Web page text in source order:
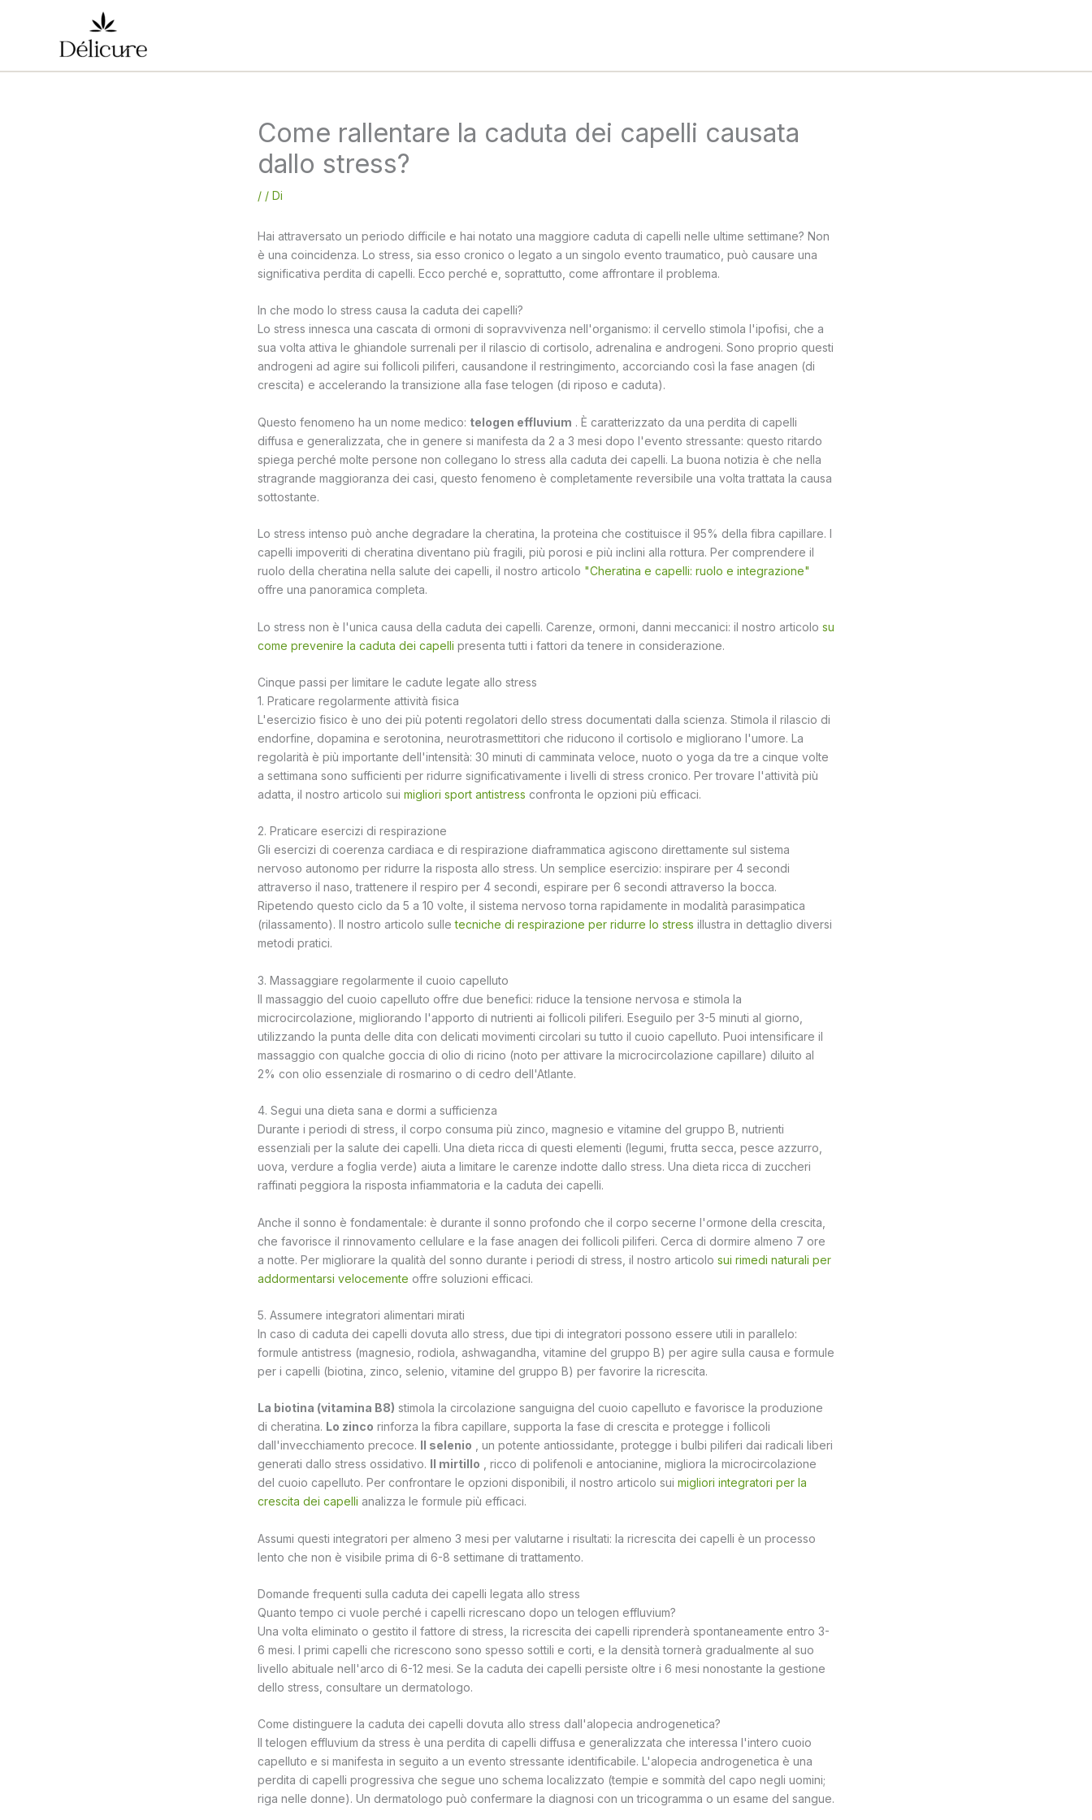
Come rallentare la caduta dei capelli causata
dallo stress?
/ / Di
Hai attraversato un periodo difficile e hai notato una maggiore caduta di capelli nelle ultime settimane? Non
è una coincidenza. Lo stress, sia esso cronico o legato a un singolo evento traumatico, può causare una
significativa perdita di capelli. Ecco perché e, soprattutto, come affrontare il problema.
In che modo lo stress causa la caduta dei capelli?
Lo stress innesca una cascata di ormoni di sopravvivenza nell'organismo: il cervello stimola l'ipofisi, che a
sua volta attiva le ghiandole surrenali per il rilascio di cortisolo, adrenalina e androgeni. Sono proprio questi
androgeni ad agire sui follicoli piliferi, causandone il restringimento, accorciando così la fase anagen (di
crescita) e accelerando la transizione alla fase telogen (di riposo e caduta).
Questo fenomeno ha un nome medico: telogen effluvium . È caratterizzato da una perdita di capelli
diffusa e generalizzata, che in genere si manifesta da 2 a 3 mesi dopo l'evento stressante: questo ritardo
spiega perché molte persone non collegano lo stress alla caduta dei capelli. La buona notizia è che nella
stragrande maggioranza dei casi, questo fenomeno è completamente reversibile una volta trattata la causa
sottostante.
Lo stress intenso può anche degradare la cheratina, la proteina che costituisce il 95% della fibra capillare. I
capelli impoveriti di cheratina diventano più fragili, più porosi e più inclini alla rottura. Per comprendere il
ruolo della cheratina nella salute dei capelli, il nostro articolo "Cheratina e capelli: ruolo e integrazione"
offre una panoramica completa.
Lo stress non è l'unica causa della caduta dei capelli. Carenze, ormoni, danni meccanici: il nostro articolo su
come prevenire la caduta dei capelli presenta tutti i fattori da tenere in considerazione.
Cinque passi per limitare le cadute legate allo stress
1. Praticare regolarmente attività fisica
L'esercizio fisico è uno dei più potenti regolatori dello stress documentati dalla scienza. Stimola il rilascio di
endorfine, dopamina e serotonina, neurotrasmettitori che riducono il cortisolo e migliorano l'umore. La
regolarità è più importante dell'intensità: 30 minuti di camminata veloce, nuoto o yoga da tre a cinque volte
a settimana sono sufficienti per ridurre significativamente i livelli di stress cronico. Per trovare l'attività più
adatta, il nostro articolo sui migliori sport antistress confronta le opzioni più efficaci.
2. Praticare esercizi di respirazione
Gli esercizi di coerenza cardiaca e di respirazione diaframmatica agiscono direttamente sul sistema
nervoso autonomo per ridurre la risposta allo stress. Un semplice esercizio: inspirare per 4 secondi
attraverso il naso, trattenere il respiro per 4 secondi, espirare per 6 secondi attraverso la bocca.
Ripetendo questo ciclo da 5 a 10 volte, il sistema nervoso torna rapidamente in modalità parasimpatica
(rilassamento). Il nostro articolo sulletecniche di respirazione per ridurre lo stress illustra in dettaglio diversi
metodi pratici.
3. Massaggiare regolarmente il cuoio capelluto
Il massaggio del cuoio capelluto offre due benefici: riduce la tensione nervosa e stimola la
microcircolazione, migliorando l'apporto di nutrienti ai follicoli piliferi. Eseguilo per 3-5 minuti al giorno,
utilizzando la punta delle dita con delicati movimenti circolari su tutto il cuoio capelluto. Puoi intensificare il
massaggio con qualche goccia di olio di ricino (noto per attivare la microcircolazione capillare) diluito al
2% con olio essenziale di rosmarino o di cedro dell'Atlante.
4. Segui una dieta sana e dormi a sufficienza
Durante i periodi di stress, il corpo consuma più zinco, magnesio e vitamine del gruppo B, nutrienti
essenziali per la salute dei capelli. Una dieta ricca di questi elementi (legumi, frutta secca, pesce azzurro,
uova, verdure a foglia verde) aiuta a limitare le carenze indotte dallo stress. Una dieta ricca di zuccheri
raffinati peggiora la risposta infiammatoria e la caduta dei capelli.
Anche il sonno è fondamentale: è durante il sonno profondo che il corpo secerne l'ormone della crescita,
che favorisce il rinnovamento cellulare e la fase anagen dei follicoli piliferi. Cerca di dormire almeno 7 ore
a notte. Per migliorare la qualità del sonno durante i periodi di stress, il nostro articolo sui rimedi naturali per
addormentarsi velocemente offre soluzioni efficaci.
5. Assumere integratori alimentari mirati
In caso di caduta dei capelli dovuta allo stress, due tipi di integratori possono essere utili in parallelo:
formule antistress (magnesio, rodiola, ashwagandha, vitamine del gruppo B) per agire sulla causa e formule
per i capelli (biotina, zinco, selenio, vitamine del gruppo B) per favorire la ricrescita.
La biotina (vitamina B8) stimola la circolazione sanguigna del cuoio capelluto e favorisce la produzione
di cheratina. Lo zinco rinforza la fibra capillare, supporta la fase di crescita e protegge i follicoli
dall'invecchiamento precoce. Il selenio , un potente antiossidante, protegge i bulbi piliferi dai radicali liberi
generati dallo stress ossidativo. Il mirtillo , ricco di polifenoli e antocianine, migliora la microcircolazione
del cuoio capelluto. Per confrontare le opzioni disponibili, il nostro articolo sui migliori integratori per la
crescita dei capelli analizza le formule più efficaci.
Assumi questi integratori per almeno 3 mesi per valutarne i risultati: la ricrescita dei capelli è un processo
lento che non è visibile prima di 6-8 settimane di trattamento.
Domande frequenti sulla caduta dei capelli legata allo stress
Quanto tempo ci vuole perché i capelli ricrescano dopo un telogen effluvium?
Una volta eliminato o gestito il fattore di stress, la ricrescita dei capelli riprenderà spontaneamente entro 3-
6 mesi. I primi capelli che ricrescono sono spesso sottili e corti, e la densità tornerà gradualmente al suo
livello abituale nell'arco di 6-12 mesi. Se la caduta dei capelli persiste oltre i 6 mesi nonostante la gestione
dello stress, consultare un dermatologo.
Come distinguere la caduta dei capelli dovuta allo stress dall'alopecia androgenetica?
Il telogen effluvium da stress è una perdita di capelli diffusa e generalizzata che interessa l'intero cuoio
capelluto e si manifesta in seguito a un evento stressante identificabile. L'alopecia androgenetica è una
perdita di capelli progressiva che segue uno schema localizzato (tempie e sommità del capo negli uomini;
riga nelle donne). Un dermatologo può confermare la diagnosi con un tricogramma o un esame del sangue.